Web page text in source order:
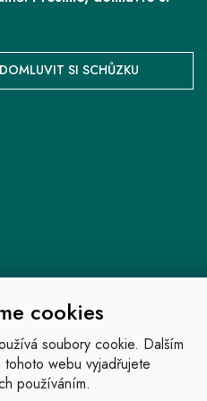
cookies
soubory cookie. Dalším
webu vyjadřujete
používáním.
DOMLUVIT SI SCHŮZKU
práva vyhrazena.